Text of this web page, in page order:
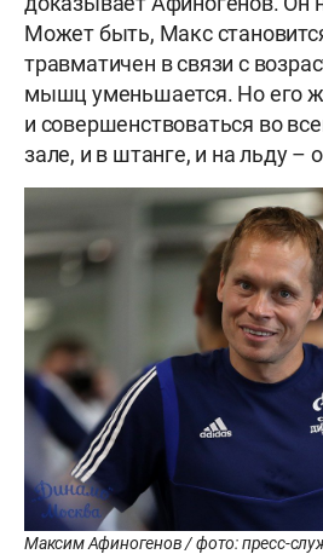
Может быть, Макс
травматичен в связи с
мышц уменьшается. Но его
и совершенствоваться во
зале, и в штанге, и на льду –
Максим Афиногенов / фото: пресс-